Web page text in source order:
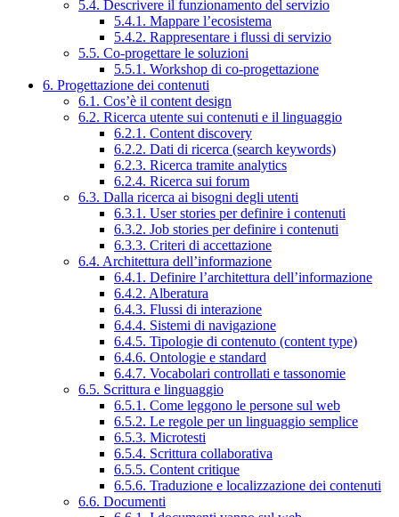
5.4. Descrivere il funzionamento del servizio
5.4.1. Mappare l’ecosistema
5.4.2. Rappresentare i flussi di servizio
5.5. Co-progettare le soluzioni
5.5.1. Workshop di co-progettazione
6. Progettazione dei contenuti
6.1. Cos’è il content design
6.2. Ricerca utente sui contenuti e il linguaggio
6.2.1. Content discovery
6.2.2. Dati di ricerca (search keywords)
6.2.3. Ricerca tramite analytics
6.2.4. Ricerca sui forum
6.3. Dalla ricerca ai bisogni degli utenti
6.3.1. User stories per definire i contenuti
6.3.2. Job stories per definire i contenuti
6.3.3. Criteri di accettazione
6.4. Architettura dell’informazione
6.4.1. Definire l’architettura dell’informazione
6.4.2. Alberatura
6.4.3. Flussi di interazione
6.4.4. Sistemi di navigazione
6.4.5. Tipologie di contenuto (content type)
6.4.6. Ontologie e standard
6.4.7. Vocabolari controllati e tassonomie
6.5. Scrittura e linguaggio
6.5.1. Come leggono le persone sul web
6.5.2. Le regole per un linguaggio semplice
6.5.3. Microtesti
6.5.4. Scrittura collaborativa
6.5.5. Content critique
6.5.6. Traduzione e localizzazione dei contenuti
6.6. Documenti